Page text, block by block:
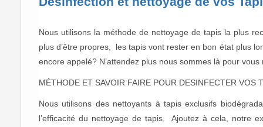
Nous utilisons la méthode de nettoyage de tapis la plus
plus d’être propres, les tapis vont rester en bon état plus
encore appelé? N’attendez plus nous sommes là pour vous
MÉTHODE ET SAVOIR FAIRE POUR DESINFECTER VOS
Nous utilisons des nettoyants à tapis exclusifs
l’efficacité du nettoyage de tapis. Ajoutez à cela, notre